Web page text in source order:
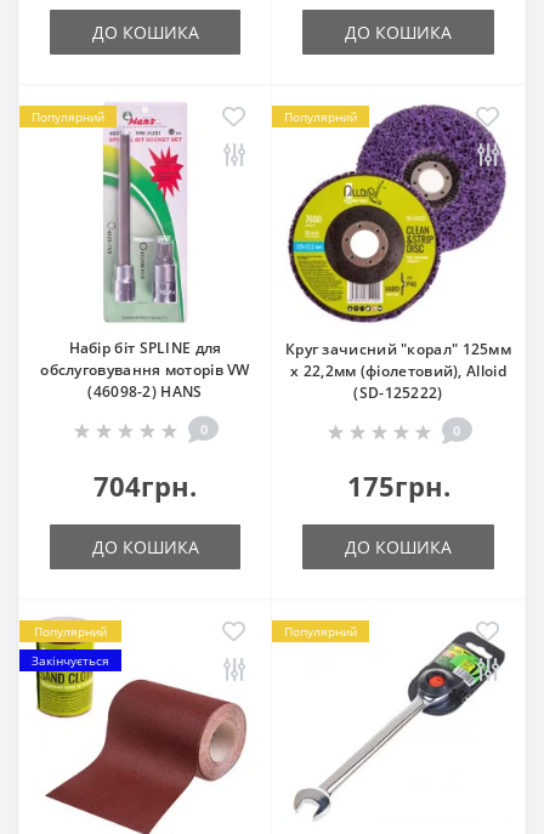
ДО КОШИКА ДО КОШИКА
Популярний
Набір біт SPLINE для
обслуговування моторів VW
(46098-2) HANS
0
704грн.
ДО КОШИКА
Популярний
Круг зачисний "корал" 125мм
х 22,2мм (фіолетовий), Alloid
(SD-125222)
0
175грн.
ДО КОШИКА
Популярний
Закінчується
Популярний